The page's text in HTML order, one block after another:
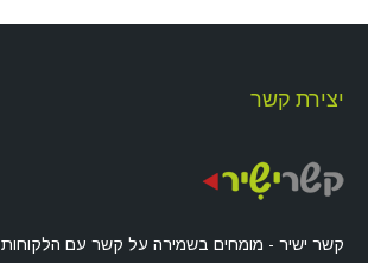
יצירת קשר
קשר ישיר - מומחים בשמירה על קשר עם הלקוחות